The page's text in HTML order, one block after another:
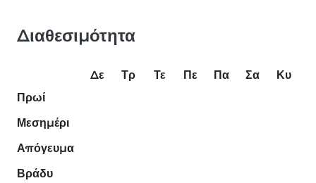
Διαθεσιμότητα
Δε Τρ Τε Πε Πα Σα
Κυ
Πρωί
Μεσημέρι
Απόγευμα
Βράδυ